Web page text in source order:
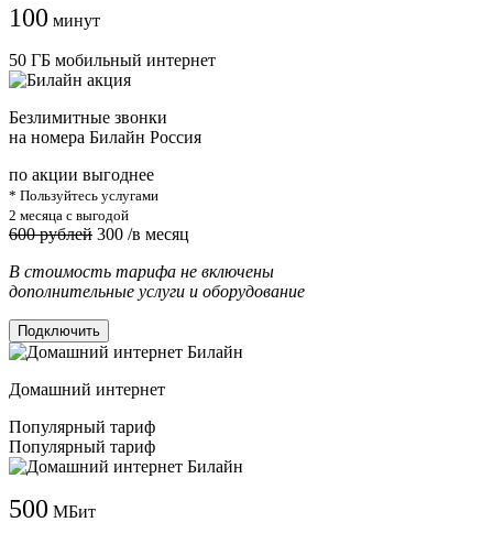
100 минут
50 ГБ мобильный интернет
Безлимитные звонки
на номера Билайн Россия
по акции выгоднее
* Пользуйтесь услугами
2 месяца с выгодой
600 рублей 300 /в месяц
В стоимость тарифа не включены
дополнительные услуги и оборудование
Подключить
Домашний интернет
Популярный тариф
Популярный тариф
500 МБит